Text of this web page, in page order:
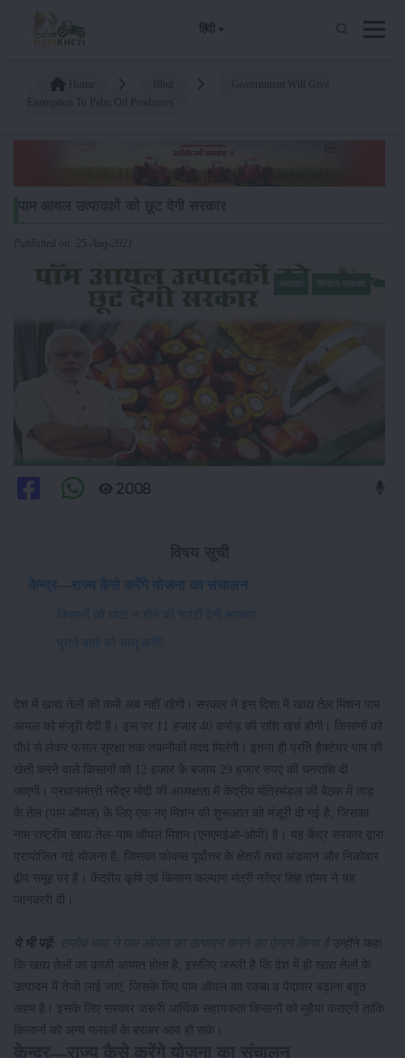
हिंदी
Published on: 25-Aug-2021
2008
केन्द्र—राज्य कैसे करेंगे योजना का संचालन
किसानों को घाटा न होने की गारंटी देगी सरकार
पुराने बागों को चालू करेंगे
देश में खाद्य तेलों की कमी अब नहीं रहेगी। सरकार ने इस दिशा में खाद्य तेल मिशन पाम
आयल को मंजूरी देदी है। इस पर 11 हजार 40 करोड़ की राशि खर्च होगी। किसानों को
पौधे से लेकर फसल सुरक्षा तक तकनीकी मदद मिलेगी। इतना ही प्रति हैक्टेयर पाम की
खेती करने वाले किसानों को 12 हजार के बजाय 29 हजार रुपए की धनराशि दी
जाएगी। प्रधानमंत्री नरेंद्र मोदी की अध्यक्षता में केंद्रीय मंत्रिमंडल की बैठक में ताड़
के तेल (पाम ऑयल) के लिए एक नए मिशन की शुरूआत को मंजूरी दी गई है, जिसका
नाम राष्ट्रीय खाद्य तेल–पाम ऑयल मिशन (एनएमईओ-ओपी) है। यह केंद्र सरकार द्वारा
प्रायोजित नई योजना है, जिसका फोकस पूर्वोत्तर के क्षेत्रों तथा अंडमान और निकोबार
द्वीप समूह पर है। केंद्रीय कृषि एवं किसान कल्याण मंत्री नरेंद्र सिंह तोमर ने यह
जानकारी दी।
ये भी पढ़ें: रामदेव बाबा ने पाम ऑयल का उत्पादन करने का ऐलान किया हैउन्होंने कहा
कि खाद्य तेलों का काफी आयात होता है, इसलिए जरूरी है कि देश में ही खाद्य तेलों के
उत्पादन में तेजी लाई जाए, जिसके लिए पाम ऑयल का रकबा व पैदावार बढ़ाना बहुत
अहम है। इसके लिए सरकार जरूरी आर्थिक सहायकता किसानों को मुहैया कराएगी ताकि
किसानों को अन्य फसलों के बराबर आय हो सके।